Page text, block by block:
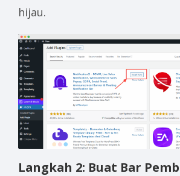
hijau.
Langkah 2: Buat Bar